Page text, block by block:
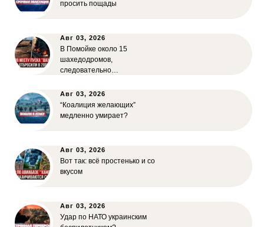
просить пощады
Авг 03, 2026
В Помойке около 15
шахедодромов,
следовательно…
Авг 03, 2026
“Коалиция желающих”
медленно умирает?
Авг 03, 2026
Вот так: всё простенько и со
вкусом
Авг 03, 2026
Удар по НАТО украинским